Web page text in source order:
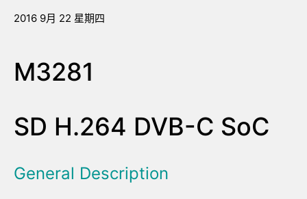
2016 9月 22 星期四
M3281
SD H.264 DVB-C SoC
General Description